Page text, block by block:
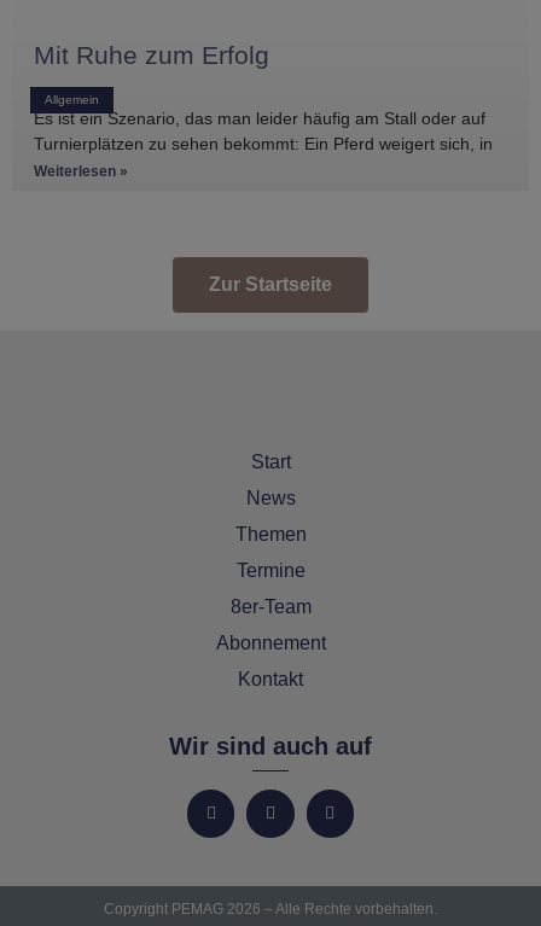
Allgemein
Mit Ruhe zum Erfolg
Es ist ein Szenario, das man leider häufig am Stall oder auf
Turnierplätzen zu sehen bekommt: Ein Pferd weigert sich, in
den Anhänger zu
Weiterlesen »
Zur Startseite
Start
News
Themen
Termine
8er-Team
Abonnement
Kontakt
Wir sind auch auf
Copyright PEMAG 2026 – Alle Rechte vorbehalten.